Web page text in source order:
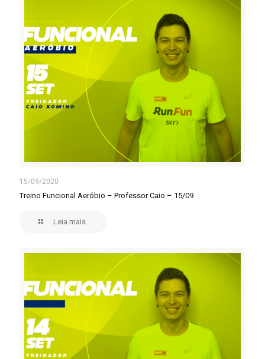
15/09/2020
Treino Funcional Aeróbio – Professor Caio – 15/09
Leia mais